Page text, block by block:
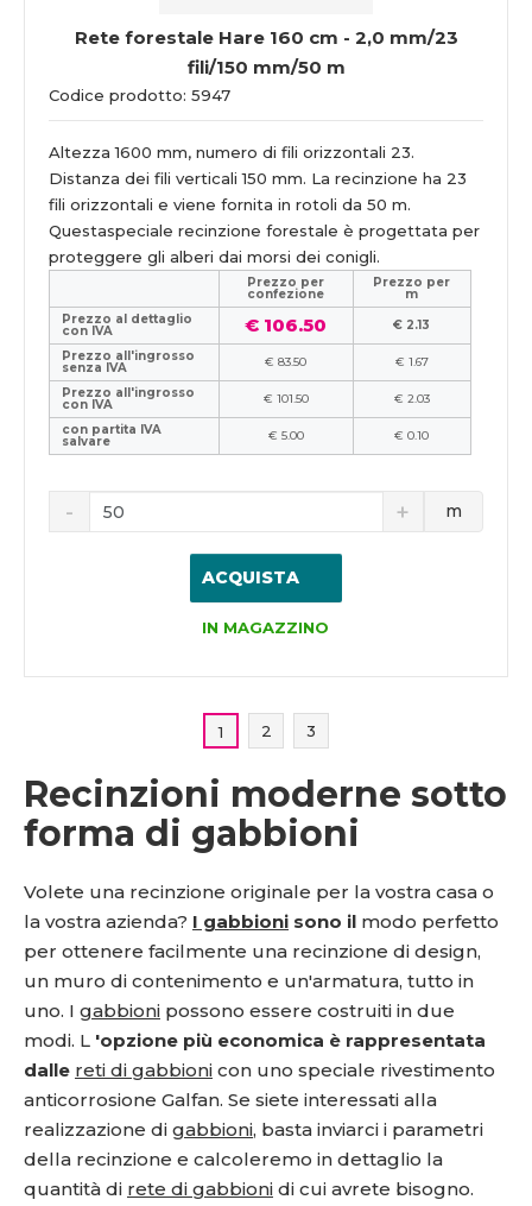
Rete forestale Hare 160 cm - 2,0 mm/23
fili/150 mm/50 m
Codice prodotto: 5947
Altezza 1600 mm, numero di fili orizzontali 23.
Distanza dei fili verticali 150 mm. La recinzione ha 23
fili orizzontali e viene fornita in rotoli da 50 m.
Questaspeciale recinzione forestale è progettata per
proteggere gli alberi dai morsi dei conigli.
Prezzo per
confezione
Prezzo per
m
Prezzo al dettaglio
con IVA € 106.50
€ 2.13
Prezzo all'ingrosso
senza IVA € 83.50
€ 1.67
Prezzo all'ingrosso
con IVA € 101.50
€ 2.03
con partita IVA
salvare € 5.00 € 0.10
m
ACQUISTA
IN MAGAZZINO
1 2 3
Recinzioni moderne sotto
forma di gabbioni
Volete una recinzione originale per la vostra casa o
la vostra azienda? I gabbioni sono il modo perfetto
per ottenere facilmente una recinzione di design,
un muro di contenimento e un'armatura, tutto in
uno. I gabbioni possono essere costruiti in due
modi. L 'opzione più economica è rappresentata
dalle reti di gabbioni con uno speciale rivestimento
anticorrosione Galfan. Se siete interessati alla
realizzazione di gabbioni, basta inviarci i parametri
della recinzione e calcoleremo in dettaglio la
quantità di rete di gabbioni di cui avrete bisogno.